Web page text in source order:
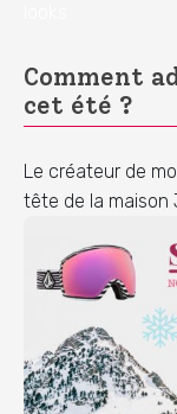
Comment
cet été ?
Le créateur de
tête de la maison